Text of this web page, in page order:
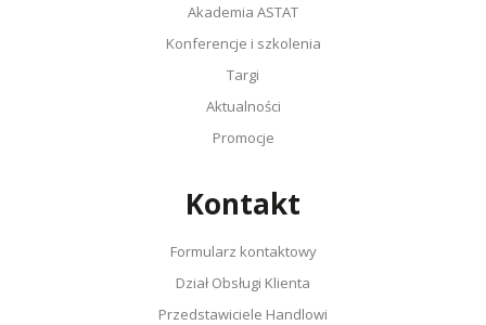
Akademia ASTAT
Konferencje i szkolenia
Targi
Aktualności
Promocje
Kontakt
Formularz kontaktowy
Dział Obsługi Klienta
Przedstawiciele Handlowi